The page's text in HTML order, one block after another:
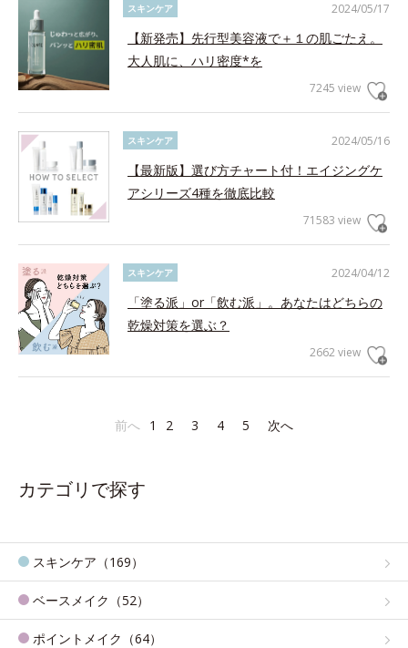
2024/05/17
スキンケア
【新発売】先行型美容液で＋１の肌ごたえ。
大人肌に、ハリ密度*を
7245 view
2024/05/16
スキンケア
【最新版】選び方チャート付！エイジングケ
アシリーズ4種を徹底比較
71583 view
2024/04/12
スキンケア
「塗る派」or「飲む派」。あなたはどちらの
乾燥対策を選ぶ？
2662 view
前へ 1 2 3 4 5 次へ
カテゴリで探す
スキンケア（169）
ベースメイク（52）
ポイントメイク（64）